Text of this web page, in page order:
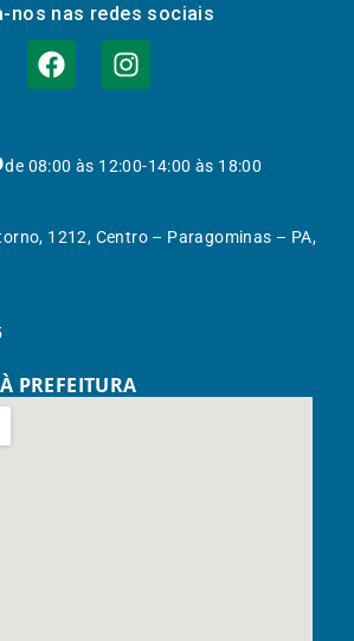
nos nas redes sociais
de 08:00 às 12:00-14:00 às 18:00
1212, Centro – Paragominas – PA,
PREFEITURA